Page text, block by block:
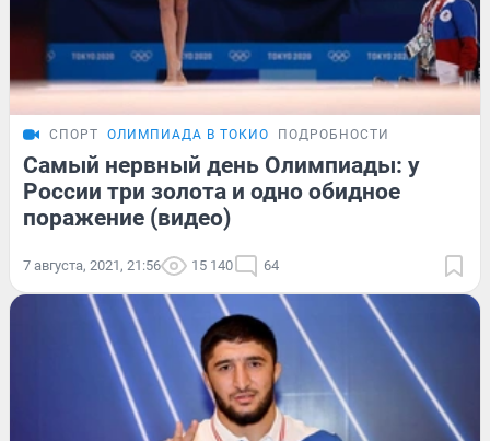
СПОРТ ОЛИМПИАДА В ТОКИО ПОДРОБНОСТИ
Самый нервный день Олимпиады: у
России три золота и одно обидное
поражение (видео)
7 августа, 2021, 21:56 15 140 64